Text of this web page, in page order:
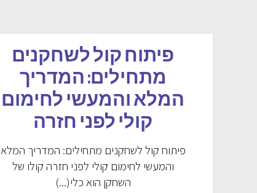
פיתוח קול לשחקנים
מתחילים: המדריך
המלא והמעשי לחימום
קולי לפני חזרה
פיתוח קול לשחקנים מתחילים: המדריך המלא
והמעשי לחימום קולי לפני חזרה קולו של
השחקן הוא כלי(...)